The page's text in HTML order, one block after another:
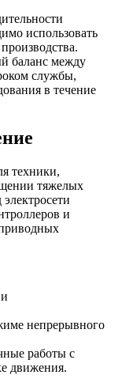
использовать
баланс между
службы,
в течение
техники,
тяжелых
и
непрерывного
работы с
движения.